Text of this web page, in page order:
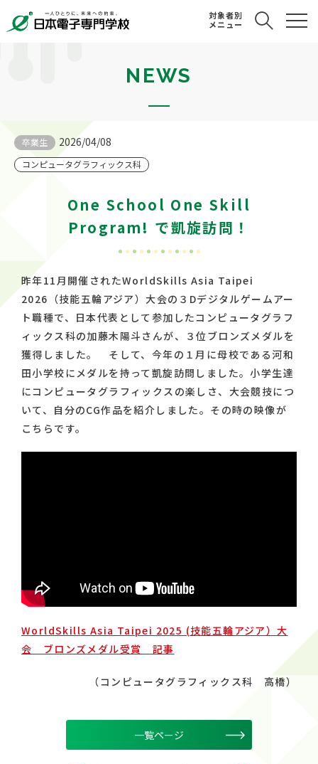
対象者別
メニュー
NEWS
卒業生 2026/04/08
コンピュータグラフィックス科
One School One Skill
Program! で凱旋訪問！
昨年11月開催されたWorldSkills Asia Taipei
2026（技能五輪アジア）大会の３Dデジタルゲームアー
ト職種で、日本代表として参加したコンピュータグラフ
ィックス科の加藤木陽斗さんが、３位ブロンズメダルを
獲得しました。 そして、今年の１月に母校である河和
田小学校にメダルを持って凱旋訪問しました。小学生達
にコンピュータグラフィックスの楽しさ、大会競技につ
いて、自分のCG作品を紹介しました。その時の映像が
こちらです。
WorldSkills Asia Taipei 2025 (技能五輪アジア）大
会 ブロンズメダル受賞 記事
（コンピュータグラフィックス科 高橋）
一覧ページ